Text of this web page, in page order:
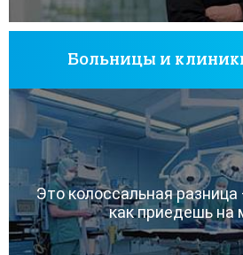
Больницы и
Это колоссальная разница
как приедешь на